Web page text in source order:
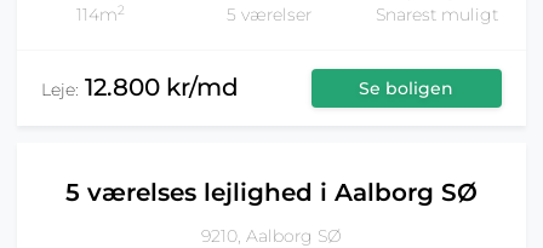
114m2 5 værelser Snarest muligt
Leje: 12.800 kr/md Se boligen
5 værelses lejlighed i Aalborg SØ
9210, Aalborg SØ